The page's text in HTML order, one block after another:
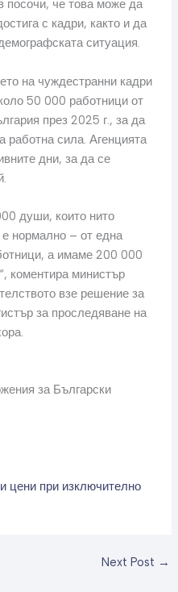
посочи, че това може да
с кадри, както и да
ситуация.
на чуждестранни кадри
50 000 работници от
през 2025 г., за да
работна сила. Агенцията
дни, за да се
души, които нито
е нормално – от една
а имаме 200 000
коментира министър
взе решение за
за проследяване на
за Български
цени при изключително
Next Post →